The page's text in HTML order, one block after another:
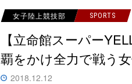
女子陸上競技部 SPORTS
【立命館スーパー
覇をかけ全力で戦う
2018.12.12